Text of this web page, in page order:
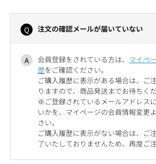
注文の確認メールが届いていない
会員登録をされている方は、 マイペ
歴をご確認ください。
ご購入履歴に表示がある場合は、ご
りますので、商品発送までお待ちくだ
※ご登録されているメールアドレス
いかを、マイページの会員情報変更
さい。
ご購入履歴に表示がない場合は、ご
了いたしておりませんため、再度ご注